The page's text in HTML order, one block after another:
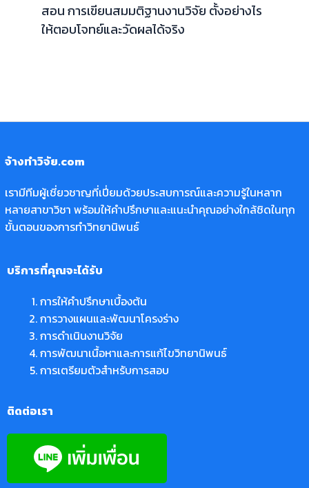
สอน การเขียนสมมติฐานงานวิจัย ตั้งอย่างไร
ให้ตอบโจทย์และวัดผลได้จริง
จ้างทำวิจัย.com
เรามีทีมผู้เชี่ยวชาญที่เปี่ยมด้วยประสบการณ์และความรู้ในหลาก
หลายสาขาวิชา พร้อมให้คำปรึกษาและแนะนำคุณอย่างใกล้ชิดในทุก
ขั้นตอนของการทำวิทยานิพนธ์
บริการที่คุณจะได้รับ
การให้คำปรึกษาเบื้องต้น
การวางแผนและพัฒนาโครงร่าง
การดำเนินงานวิจัย
การพัฒนาเนื้อหาและการแก้ไขวิทยานิพนธ์
การเตรียมตัวสำหรับการสอบ
ติดต่อเรา